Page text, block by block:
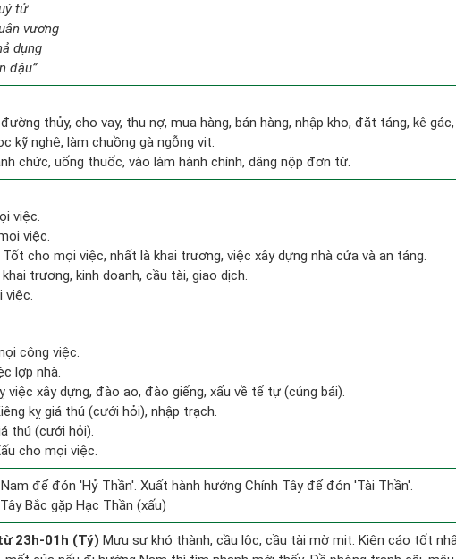
tử
vương
dụng
đậu”
thủy, cho vay, thu nợ, mua hàng, bán hàng, nhập kho, đặt táng, kê
kỹ nghệ, làm chuồng gà ngỗng vịt.
chức, uống thuốc, vào làm hành chính, dâng nộp đơn từ.
việc.
việc.
cho mọi việc, nhất là khai trương, việc xây dựng nhà cửa và an táng.
trương, kinh doanh, cầu tài, giao dịch.
việc.
công việc.
lợp nhà.
việc xây dựng, đào ao, đào giếng, xấu về tế tự (cúng bái).
kỵ giá thú (cưới hỏi), nhập trạch.
thú (cưới hỏi).
cho mọi việc.
để đón 'Hỷ Thần'. Xuất hành hướng Chính Tây để đón 'Tài Thần'.
Bắc gặp Hạc Thần (xấu)
23h-01h (Tý) Mưu sự khó thành, cầu lộc, cầu tài mờ mịt. Kiện cáo tốt